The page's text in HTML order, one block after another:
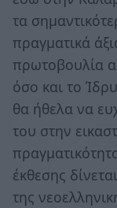
τα
πραγματικά
πρωτοβουλία
όσο και το
θα ήθελα να
του στην
έκθεσης
της